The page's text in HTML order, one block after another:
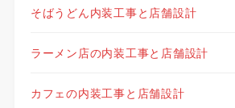
そばうどん内装工事と店舗設計
ラーメン店の内装工事と店舗設計
カフェの内装工事と店舗設計